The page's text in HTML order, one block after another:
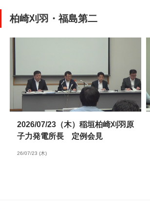
柏崎刈羽・福島第二
2026/07/23（木）稲垣柏崎刈羽原
子力発電所長 定例会見
26/07/23 (木)